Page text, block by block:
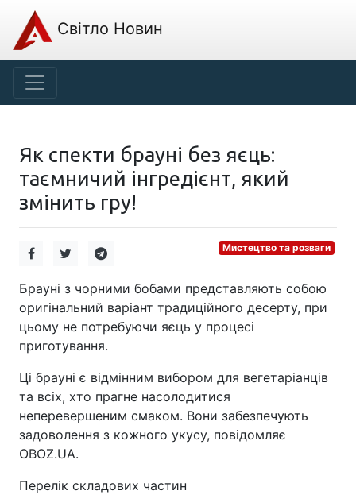
Світло Новин
Як спекти брауні без яєць:
таємничий інгредієнт, який
змінить гру!
Мистецтво та розваги
Брауні з чорними бобами представляють собою
оригінальний варіант традиційного десерту, при
цьому не потребуючи яєць у процесі
приготування.
Ці брауні є відмінним вибором для вегетаріанців
та всіх, хто прагне насолодитися
неперевершеним смаком. Вони забезпечують
задоволення з кожного укусу, повідомляє
OBOZ.UA.
Перелік складових частин